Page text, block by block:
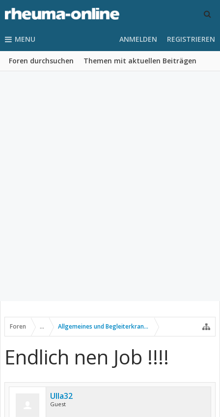
MENU
Foren durchsuchen Themen mit aktuellen Beiträgen
ANMELDEN REGISTRIEREN
Foren ... Allgemeines und Begleiterkrankungen
Endlich nen Job !!!!
Ulla32
Guest